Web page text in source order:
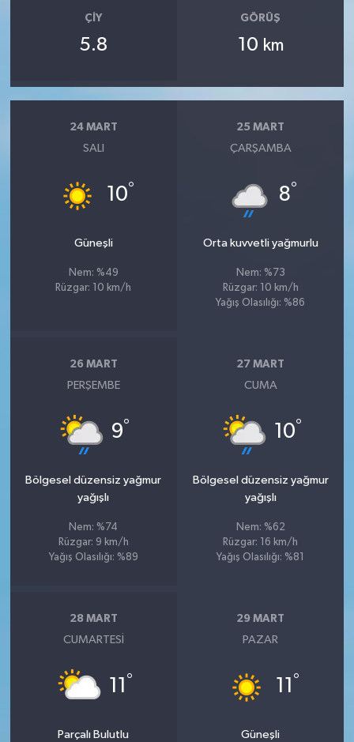
ÇIY
5.8
GÖRÜŞ
10 km
24 MART
SALI
10°
Güneşli
Nem: %49
Rüzgar: 10 km/h
25 MART
ÇARŞAMBA
8°
Orta kuvvetli yağmurlu
Nem: %73
Rüzgar: 10 km/h
Yağış Olasılığı: %86
26 MART
PERŞEMBE
9°
Bölgesel düzensiz yağmur
yağışlı
Nem: %74
Rüzgar: 9 km/h
Yağış Olasılığı: %89
27 MART
CUMA
10°
Bölgesel düzensiz yağmur
yağışlı
Nem: %62
Rüzgar: 16 km/h
Yağış Olasılığı: %81
28 MART
CUMARTESI
11 °
Parçalı Bulutlu
29 MART
PAZAR
11 °
Güneşli